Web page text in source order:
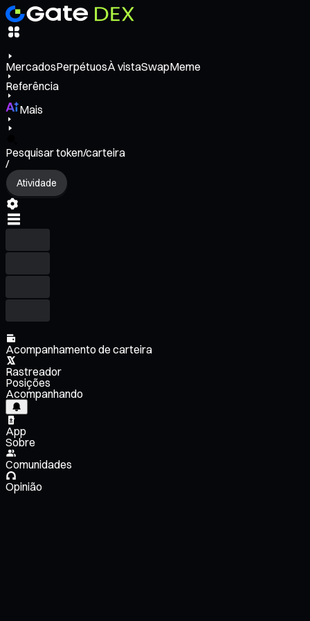
MercadosPerpétuosÀ vistaSwapMeme
Referência
Mais
Pesquisar token/carteira
/
Atividade
Acompanhamento de carteira
Rastreador
Posições
Acompanhando
App
Sobre
Comunidades
Opinião